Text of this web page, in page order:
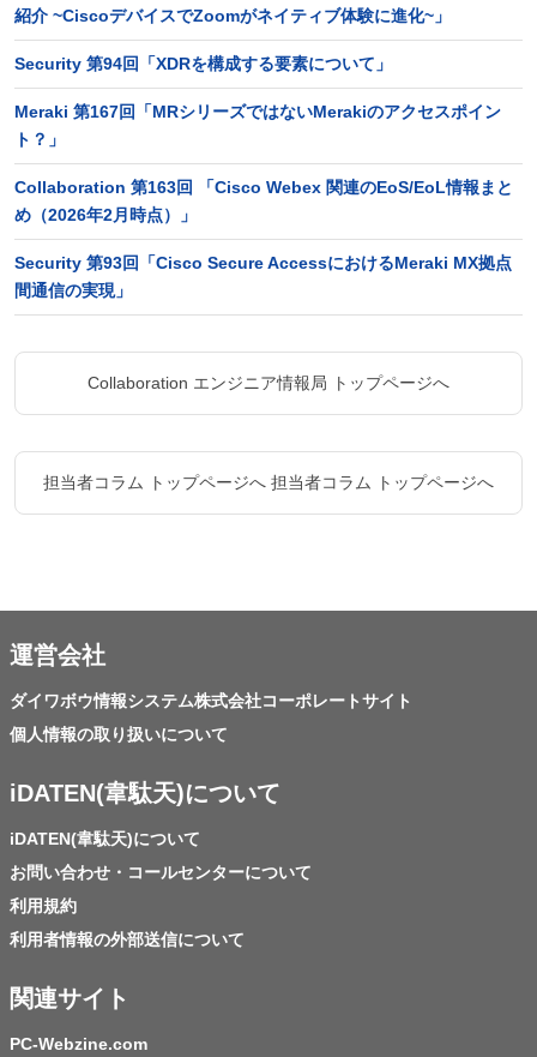
紹介 ~CiscoデバイスでZoomがネイティブ体験に進化~」
Security 第94回「XDRを構成する要素について」
Meraki 第167回「MRシリーズではないMerakiのアクセスポイン
ト？」
Collaboration 第163回 「Cisco Webex 関連のEoS/EoL情報まと
め（2026年2月時点）」
Security 第93回「Cisco Secure AccessにおけるMeraki MX拠点
間通信の実現」
Collaboration エンジニア情報局 トップページへ
担当者コラム トップページへ 担当者コラム トップページへ
運営会社
ダイワボウ情報システム株式会社コーポレートサイト
個人情報の取り扱いについて
iDATEN(韋駄天)について
iDATEN(韋駄天)について
お問い合わせ・コールセンターについて
利用規約
利用者情報の外部送信について
関連サイト
PC-Webzine.com